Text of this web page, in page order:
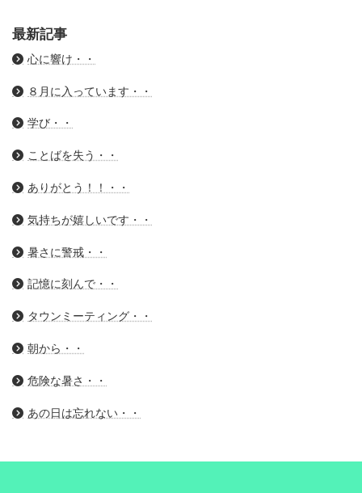
最新記事
心に響け・・
８月に入っています・・
学び・・
ことばを失う・・
ありがとう！！・・
気持ちが嬉しいです・・
暑さに警戒・・
記憶に刻んで・・
タウンミーティング・・
朝から・・
危険な暑さ・・
あの日は忘れない・・